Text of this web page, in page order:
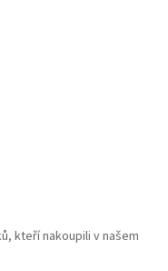
kteří nakoupili v našem